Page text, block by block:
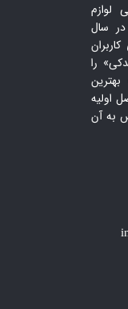
لوازم
در سال
را
اولیه
به آن